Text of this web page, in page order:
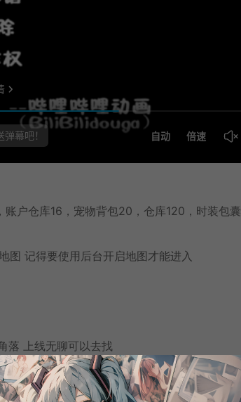
户仓库16，宠物背包20，仓库120，时装包囊
图 记得要使用后台开启地图才能进入
落 上线无聊可以去找